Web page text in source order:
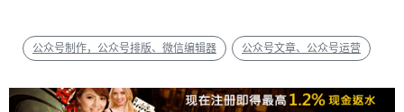
公众号制作，公众号排版、微信编辑器 公众号文章、公众号运营